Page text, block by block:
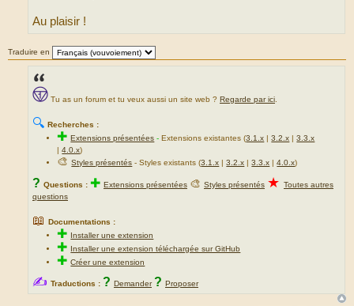
Au plaisir !
Traduire en
Tu as un forum et tu veux aussi un site web ? Regarde par ici.
🔍 Recherches :
✚Extensions présentées -Extensions existantes (3.1.x |3.2.x |3.3.x
|4.0.x)
🎨Styles présentés - Styles existants (3.1.x |3.2.x |3.3.x |4.0.x)
? Questions : ✚ Extensions présentées 🎨 Styles présentés ★ Toutes autres
questions
📖 Documentations :
✚ Installer une extension
✚ Installer une extension téléchargée sur GitHub
✚Créer une extension
✍ Traductions : ? Demander ? Proposer